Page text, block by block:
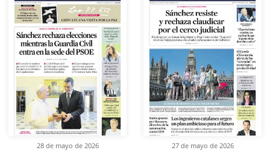
28 de mayo de 2026 27 de mayo de 2026